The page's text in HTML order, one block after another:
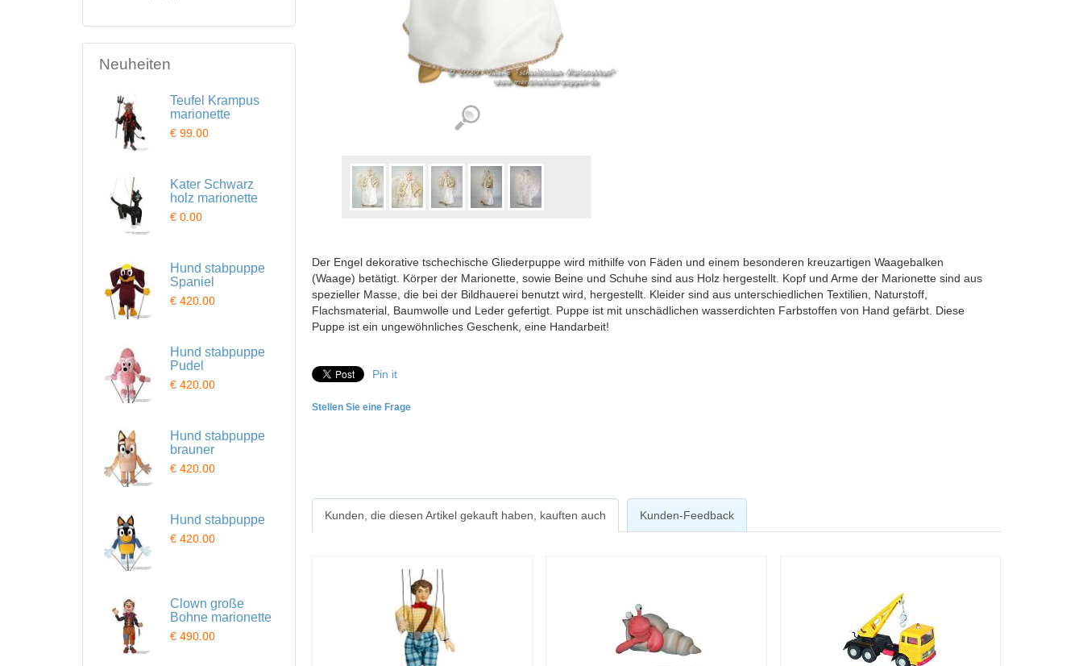
Der Engel dekorative tschechische Gliederpuppe wird mithilfe von Fäden und einem besonderen kreuzartigen Waagebalken
(Waage) betätigt. Körper der Marionette, sowie Beine und Schuhe sind aus Holz hergestellt. Kopf und Arme der Marionette sind aus
spezieller Masse, die bei der Bildhauerei benutzt wird, hergestellt. Kleider sind aus unterschiedlichen Textilien, Naturstoff,
Flachsmaterial, Baumwolle und Leder gefertigt. Puppe ist mit unschädlichen wasserdichten Farbstoffen von Hand gefärbt. Diese
Puppe ist ein ungewöhnliches Geschenk, eine Handarbeit!
Pin it
Stellen Sie eine Frage
Kunden, die diesen Artikel gekauft haben, kauften auch Kunden-Feedback
Neuheiten
Teufel Krampus
marionette
€ 99.00
Kater Schwarz
holz marionette
€ 0.00
Hund stabpuppe
Spaniel
€ 420.00
Hund stabpuppe
Pudel
€ 420.00
Hund stabpuppe
brauner
€ 420.00
Hund stabpuppe
€ 420.00
Clown große
Bohne marionette
€ 490.00